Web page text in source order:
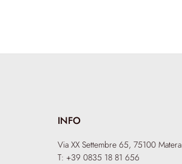
INFO
Via XX Settembre 65, 75100 Matera
T: +39 0835 18 81 656